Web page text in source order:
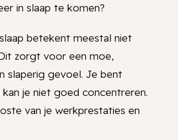
in slaap te komen?
betekent meestal niet
zorgt voor een moe,
slaperig gevoel. Je bent
kan je niet goed concentreren.
van je werkprestaties en